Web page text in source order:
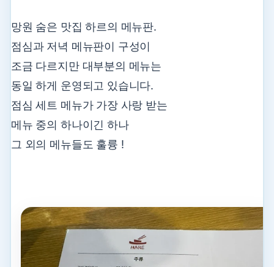
망원 숨은 맛집 하르의 메뉴판.
점심과 저녁 메뉴판이 구성이
조금 다르지만 대부분의 메뉴는
동일 하게 운영되고 있습니다.
점심 세트 메뉴가 가장 사랑 받는
메뉴 중의 하나이긴 하나
그 외의 메뉴들도 훌륭 !